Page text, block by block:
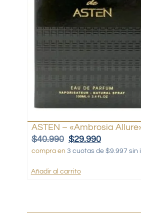
ASTEN – «Ambrosia
$40.990 $29.990
compra en 3 cuotas de $9.997 sin
Añadir al carrito